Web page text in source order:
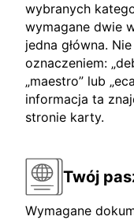
wybranych
wymagane dwie
jedna główna.
oznaczeniem:
„maestro” lub
informacja ta
stronie karty.
Twój
Wymagane